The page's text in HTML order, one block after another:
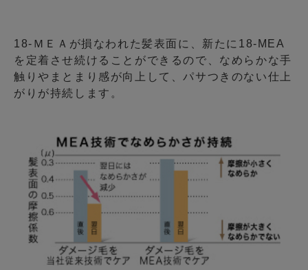
18-ＭＥＡが損なわれた髪表面に、新たに18-MEA
を定着させ続けることができるので、なめらかな手
触りやまとまり感が向上して、パサつきのない仕上
がりが持続します。